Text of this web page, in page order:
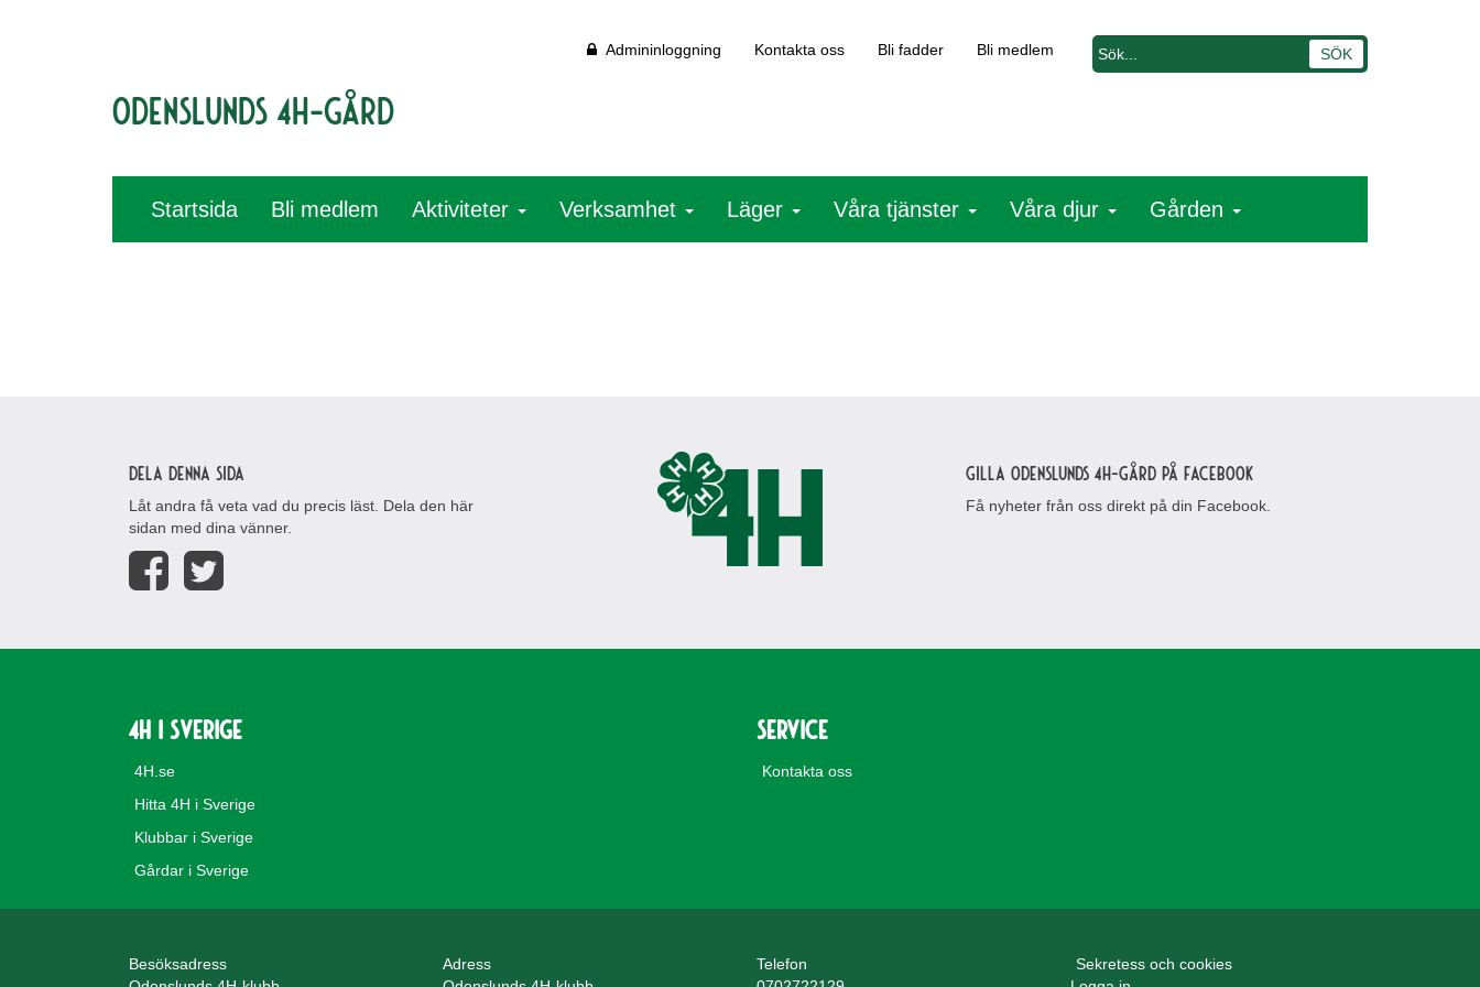
Odenslunds 4H-gård
Admininloggning Kontakta oss Bli fadder Bli medlem
Startsida Bli medlem Aktiviteter Verksamhet Läger Våra tjänster Våra djur Gården
Dela denna sida
Låt andra få veta vad du precis läst. Dela den här
sidan med dina vänner.
Gilla Odenslunds 4H-gård på Facebook
Få nyheter från oss direkt på din Facebook.
4H i Sverige
4H.se
Hitta 4H i Sverige
Klubbar i Sverige
Gårdar i Sverige
Service
Kontakta oss
Besöksadress
Adress
Telefon
Sekretess och cookies